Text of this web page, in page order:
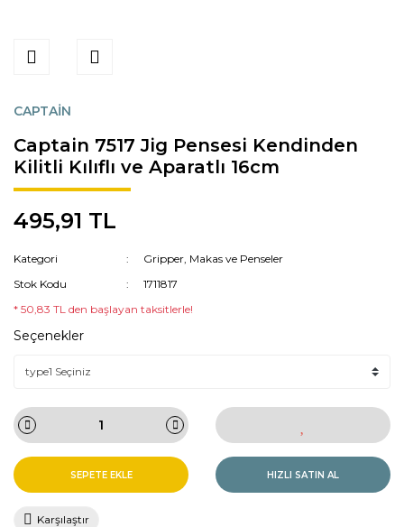
CAPTAİN
Captain 7517 Jig Pensesi Kendinden
Kilitli Kılıflı ve Aparatlı 16cm
495,91 TL
Kategori
Gripper, Makas ve Penseler
Stok Kodu
1711817
* 50,83 TL den başlayan taksitlerle!
Seçenekler
SEPETE EKLE HIZLI SATIN AL
Karşılaştır